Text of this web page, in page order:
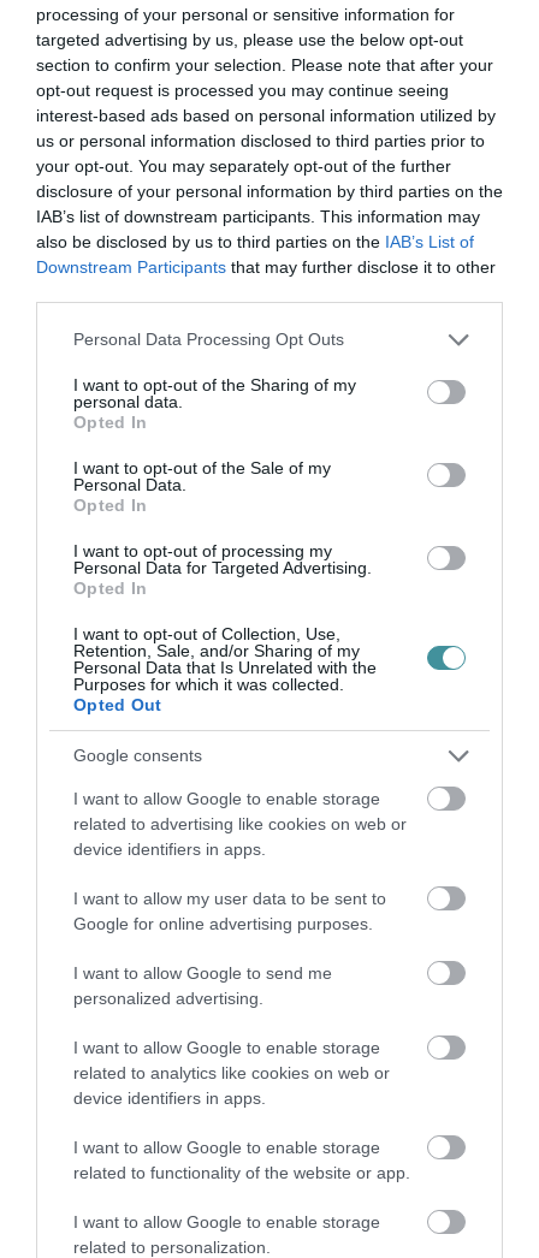
processing of your personal or sensitive information for
targeted advertising by us, please use the below opt-out
section to confirm your selection. Please note that after your
opt-out request is processed you may continue seeing
interest-based ads based on personal information utilized by
us or personal information disclosed to third parties prior to
your opt-out. You may separately opt-out of the further
disclosure of your personal information by third parties on the
IAB’s list of downstream participants. This information may
also be disclosed by us to third parties on the IAB’s List of
Downstream Participants that may further disclose it to other
Please note that this website/app uses one or more Google
not limited to your visit or usage behaviour. You may click to
grant or deny consent to Google and its third-party tags to
use your data for below specified purposes in below Google
consent section.
Personal Data Processing Opt Outs
I want to opt-out of the Sharing of my
personal data.
Opted In
I want to opt-out of the Sale of my
Personal Data.
Opted In
I want to opt-out of processing my
Personal Data for Targeted Advertising.
Opted In
I want to opt-out of Collection, Use,
Retention, Sale, and/or Sharing of my
Personal Data that Is Unrelated with the
Purposes for which it was collected.
Opted Out
Google consents
I want to allow Google to enable storage
related to advertising like cookies on web or
device identifiers in apps.
I want to allow my user data to be sent to
Google for online advertising purposes.
I want to allow Google to send me
personalized advertising.
I want to allow Google to enable storage
related to analytics like cookies on web or
device identifiers in apps.
I want to allow Google to enable storage
related to functionality of the website or app.
I want to allow Google to enable storage
related to personalization.
„NEM TETTÜNK NYOMÁST A FIUNKRA” –
EGY EGRI CSALÁD TÖRTÉNE...
2026. augusztus 06|Sport
ÚJ HŰTŐRENDSZER A MARKHOT FERENC
KÓRHÁZBAN: TÖBB MINT 70 ...
2026. augusztus 06|Eger ügye
ASSZONYT A HATVANI KÓR...
GÁRDONYI MESEKERT VÁRJA A
CSALÁDOKAT – HÁROM NAPON ÁT ING...
2026. augusztus 06|
MAGYAR PÉTER: KIÍRJÁK AZ ELSŐ
SZÉLERŐMŰVI PÁLYÁZATOKAT, M...
DÉDESTAPOLCSÁNYNÁL, KILENCÓRÁS
KÜZDELE...
2026. augusztus 06|Környék ügye
KATONAI HELIKOPTEREK SEGÍTIK AZ
OLTÁST A DÉDESTAPOLCSÁNYI...